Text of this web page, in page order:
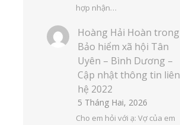
hợp nhận…
Hoàng Hải Hoàn trong
Bảo hiểm xã hội Tân
Uyên – Bình Dương –
Cập nhật thông tin liên
hệ 2022
5 Tháng Hai, 2026
Cho em hỏi với ạ: Vợ của em